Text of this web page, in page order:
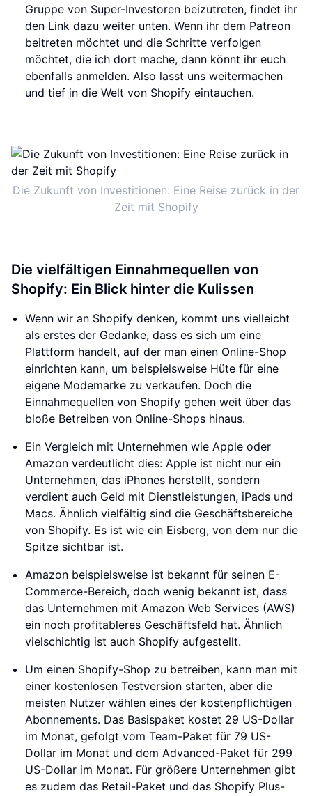
Gruppe von Super-Investoren beizutreten, findet ihr
den Link dazu weiter unten. Wenn ihr dem Patreon
beitreten möchtet und die Schritte verfolgen
möchtet, die ich dort mache, dann könnt ihr euch
ebenfalls anmelden. Also lasst uns weitermachen
und tief in die Welt von Shopify eintauchen.
Die Zukunft von Investitionen: Eine Reise zurück in der
Zeit mit Shopify
Die vielfältigen Einnahmequellen von
Shopify: Ein Blick hinter die Kulissen
Wenn wir an Shopify denken, kommt uns vielleicht
als erstes der Gedanke, dass es sich um eine
Plattform handelt, auf der man einen Online-Shop
einrichten kann, um beispielsweise Hüte für eine
eigene Modemarke zu verkaufen. Doch die
Einnahmequellen von Shopify gehen weit über das
bloße Betreiben von Online-Shops hinaus.
Ein Vergleich mit Unternehmen wie Apple oder
Amazon verdeutlicht dies: Apple ist nicht nur ein
Unternehmen, das iPhones herstellt, sondern
verdient auch Geld mit Dienstleistungen, iPads und
Macs. Ähnlich vielfältig sind die Geschäftsbereiche
von Shopify. Es ist wie ein Eisberg, von dem nur die
Spitze sichtbar ist.
Amazon beispielsweise ist bekannt für seinen E-
Commerce-Bereich, doch wenig bekannt ist, dass
das Unternehmen mit Amazon Web Services (AWS)
ein noch profitableres Geschäftsfeld hat. Ähnlich
vielschichtig ist auch Shopify aufgestellt.
Um einen Shopify-Shop zu betreiben, kann man mit
einer kostenlosen Testversion starten, aber die
meisten Nutzer wählen eines der kostenpflichtigen
Abonnements. Das Basispaket kostet 29 US-Dollar
im Monat, gefolgt vom Team-Paket für 79 US-
Dollar im Monat und dem Advanced-Paket für 299
US-Dollar im Monat. Für größere Unternehmen gibt
es zudem das Retail-Paket und das Shopify Plus-